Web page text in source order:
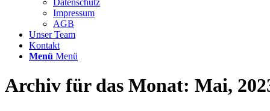
Datenschutz
Impressum
AGB
Unser Team
Kontakt
Menü Menü
Archiv für das Monat: Mai,